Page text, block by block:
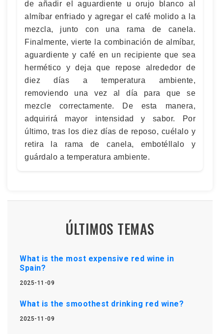
de añadir el aguardiente u orujo blanco al
almíbar enfriado y agregar el café molido a la
mezcla, junto con una rama de canela.
Finalmente, vierte la combinación de almíbar,
aguardiente y café en un recipiente que sea
hermético y deja que repose alrededor de
diez días a temperatura ambiente,
removiendo una vez al día para que se
mezcle correctamente. De esta manera,
adquirirá mayor intensidad y sabor. Por
último, tras los diez días de reposo, cuélalo y
retira la rama de canela, embotéllalo y
guárdalo a temperatura ambiente.
ÚLTIMOS TEMAS
What is the most expensive red wine in
Spain?
2025-11-09
What is the smoothest drinking red wine?
2025-11-09